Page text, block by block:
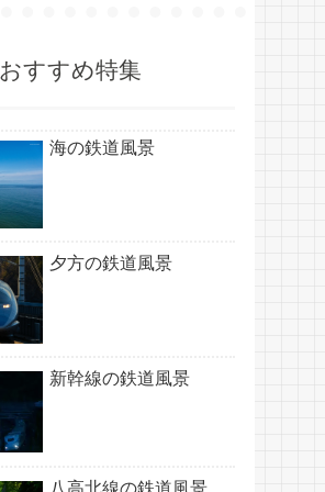
おすすめ特集
海の鉄道風景
夕方の鉄道風景
新幹線の鉄道風景
八高北線の鉄道風景